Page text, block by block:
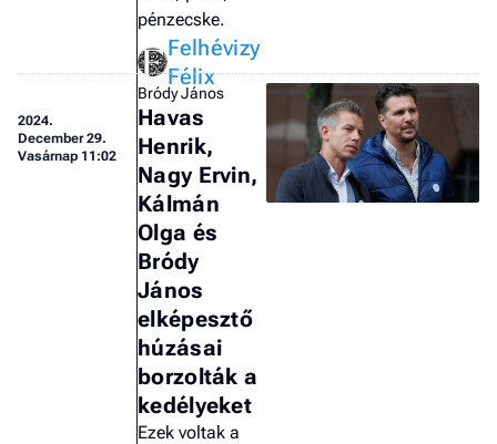
pénzecske.
Felhévizy
Félix
2024.
December 29.
Vasárnap 11:02
Bródy János
Havas
Henrik,
Nagy Ervin,
Kálmán
Olga és
Bródy
János
elképesztő
húzásai
borzolták a
kedélyeket
Ezek voltak a